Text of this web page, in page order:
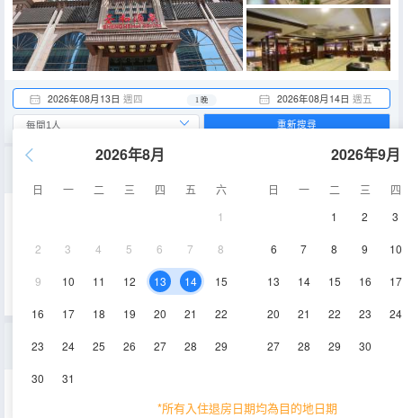
2026年08月13日 週四 2026年08月14日 週五
1 晚
2026年8月
日 一 二 三 四 五
六
1
2 3 4 5 6 7 8
9 10 11 12 13 14 15
16 17 18 19 20 21 22
23 24 25 26 27 28 29
30 31
2026年9月
日 一 二 三
四
1
2 3
6 7 8 9 10
13 14 15 16 17
20 21 22 23 24
27 28 29 30
*所有入住退房日期均為目的地日期
重新搜尋
空調
電視機
標準房
25㎡ 4層 空調